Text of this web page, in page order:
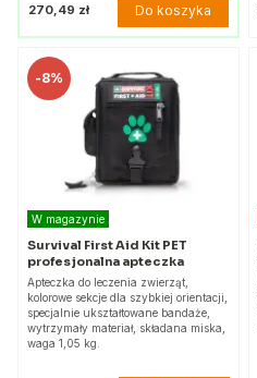
270,49 zł Do koszyka
-8%
W magazynie
Survival First Aid Kit PET
profesjonalna apteczka
Apteczka do leczenia zwierząt,
kolorowe sekcje dla szybkiej orientacji,
specjalnie ukształtowane bandaże,
wytrzymały materiał, składana miska,
waga 1,05 kg.